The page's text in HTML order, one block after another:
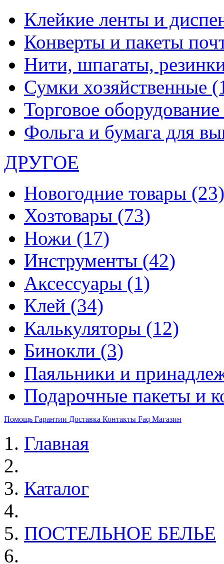
Клейкие ленты и
Конверты и пакеты
Нити, шпагаты,
Сумки хозяйственные
Торговое оборудование
Фольга и бумага для
ДРУГОЕ
Новогодние товары (23)
Хозтовары (73)
Ножи (17)
Инструменты (42)
Аксессуары (1)
Клей (34)
Калькуляторы (12)
Бинокли (3)
Паяльники и
Подарочные пакеты и
Помощь Гарантии Доставка Контакты Faq Магазин
Главная
Каталог
ПОСТЕЛЬНОЕ БЕЛЬЕ